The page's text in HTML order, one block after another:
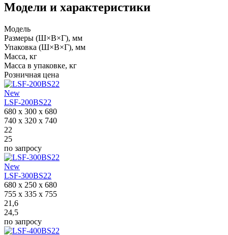
Модели и характеристики
Модель
Размеры (Ш×В×Г), мм
Упаковка (Ш×В×Г), мм
Масса, кг
Масса в упаковке, кг
Розничная цена
New
LSF-200BS22
680 x 300 x 680
740 x 320 x 740
22
25
по запросу
New
LSF-300BS22
680 x 250 x 680
755 x 335 x 755
21,6
24,5
по запросу